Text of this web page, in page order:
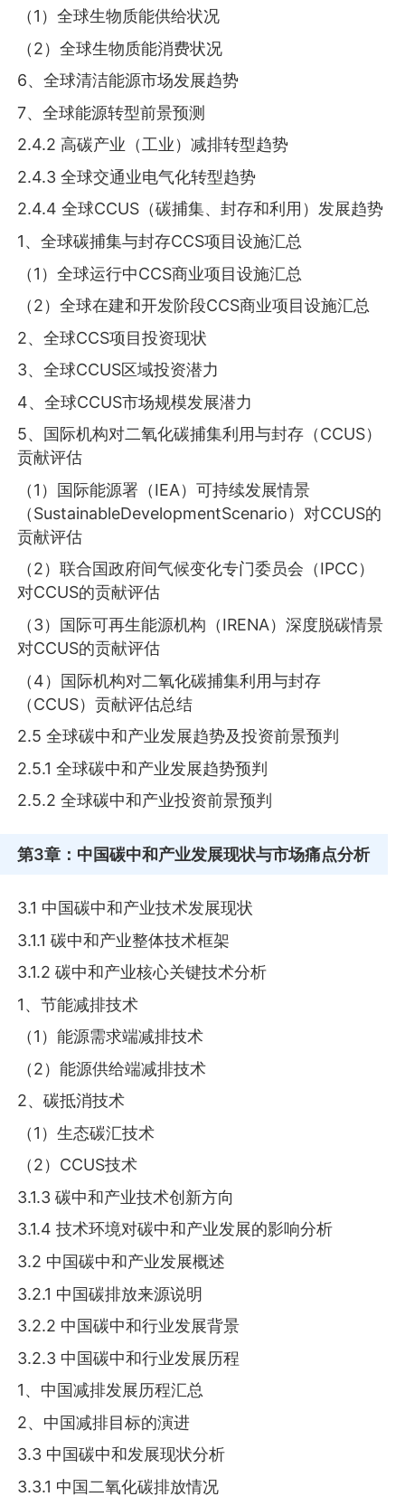
（1）全球生物质能供给状况
（2）全球生物质能消费状况
6、全球清洁能源市场发展趋势
7、全球能源转型前景预测
2.4.2 高碳产业（工业）减排转型趋势
2.4.3 全球交通业电气化转型趋势
2.4.4 全球CCUS（碳捕集、封存和利用）发展趋势
1、全球碳捕集与封存CCS项目设施汇总
（1）全球运行中CCS商业项目设施汇总
（2）全球在建和开发阶段CCS商业项目设施汇总
2、全球CCS项目投资现状
3、全球CCUS区域投资潜力
4、全球CCUS市场规模发展潜力
5、国际机构对二氧化碳捕集利用与封存（CCUS）
贡献评估
（1）国际能源署（IEA）可持续发展情景
（SustainableDevelopmentScenario）对CCUS的
贡献评估
（2）联合国政府间气候变化专门委员会（IPCC）
对CCUS的贡献评估
（3）国际可再生能源机构（IRENA）深度脱碳情景
对CCUS的贡献评估
（4）国际机构对二氧化碳捕集利用与封存
（CCUS）贡献评估总结
2.5 全球碳中和产业发展趋势及投资前景预判
2.5.1 全球碳中和产业发展趋势预判
2.5.2 全球碳中和产业投资前景预判
第3章 ：中国碳中和产业发展现状与市场痛点分析
3.1 中国碳中和产业技术发展现状
3.1.1 碳中和产业整体技术框架
3.1.2 碳中和产业核心关键技术分析
1、节能减排技术
（1）能源需求端减排技术
（2）能源供给端减排技术
2、碳抵消技术
（1）生态碳汇技术
（2）CCUS技术
3.1.3 碳中和产业技术创新方向
3.1.4 技术环境对碳中和产业发展的影响分析
3.2 中国碳中和产业发展概述
3.2.1 中国碳排放来源说明
3.2.2 中国碳中和行业发展背景
3.2.3 中国碳中和行业发展历程
1、中国减排发展历程汇总
2、中国减排目标的演进
3.3 中国碳中和发展现状分析
3.3.1 中国二氧化碳排放情况